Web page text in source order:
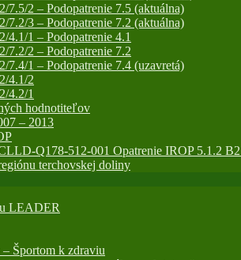
7.5/2 – Podopatrenie 7.5 (aktuálna)
7.2/3 – Podopatrenie 7.2 (aktuálna)
1 – Podopatrenie 4.1
7.2/2 – Podopatrenie 7.2
1 – Podopatrenie 7.4 (uzavretá)
4.1/2
4.2/1
hodnotiteľov
– 2013
Q178-512-001 Opatrenie IROP 5.1.2
terchovskej doliny
LEADER
Športom k zdraviu